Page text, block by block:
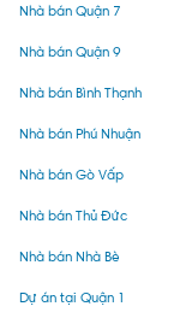
Nhà bán Quận 7
Nhà bán Quận 9
Nhà bán Bình Thạnh
Nhà bán Phú Nhuận
Nhà bán Gò Vấp
Nhà bán Thủ Đức
Nhà bán Nhà Bè
Dự án tại Quận 1